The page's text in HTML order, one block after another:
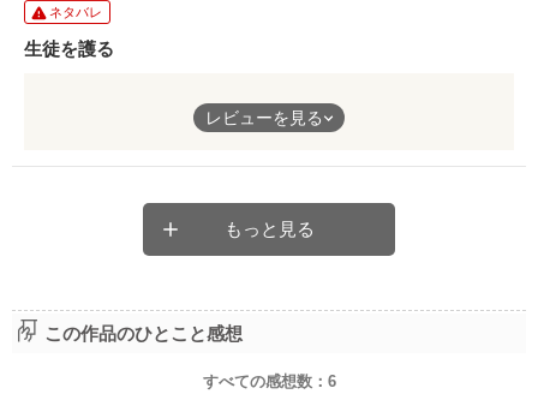
ネタバレ
生徒を護る
学園を創設するのは困難なことです。
しかし、生徒を護る、という熱い心と素晴らしい手段で乗り越え
レビューを見る
もっと見る
この作品のひとこと感想
すべての感想数： 6